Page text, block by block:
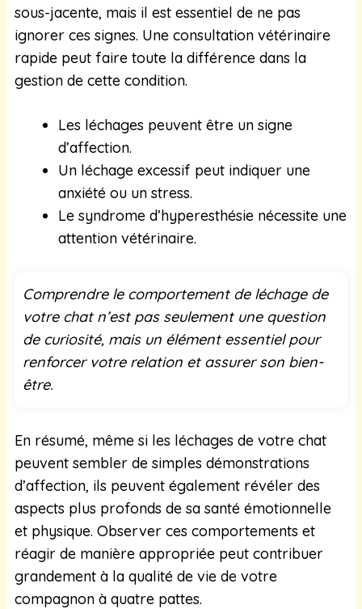
sous-jacente, mais il est essentiel de ne pas
ignorer ces signes. Une consultation vétérinaire
rapide peut faire toute la différence dans la
gestion de cette condition.
Les léchages peuvent être un signe
d’affection.
Un léchage excessif peut indiquer une
anxiété ou un stress.
Le syndrome d’hyperesthésie nécessite une
attention vétérinaire.
Comprendre le comportement de léchage de
votre chat n’est pas seulement une question
de curiosité, mais un élément essentiel pour
renforcer votre relation et assurer son bien-
être.
En résumé, même si les léchages de votre chat
peuvent sembler de simples démonstrations
d’affection, ils peuvent également révéler des
aspects plus profonds de sa santé émotionnelle
et physique. Observer ces comportements et
réagir de manière appropriée peut contribuer
grandement à la qualité de vie de votre
compagnon à quatre pattes.